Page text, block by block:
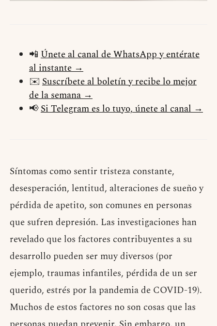
📲 Únete al canal de WhatsApp y entérate
al instante →
✉️ Suscríbete al boletín y recibe lo mejor
de la semana →
📢Si Telegram es lo tuyo, únete al canal →
Síntomas como sentir tristeza constante,
desesperación, lentitud, alteraciones de sueño y
pérdida de apetito, son comunes en personas
que sufren depresión. Las investigaciones han
revelado que los factores contribuyentes a su
desarrollo pueden ser muy diversos (por
ejemplo, traumas infantiles, pérdida de un ser
querido, estrés por la pandemia de COVID-19).
Muchos de estos factores no son cosas que las